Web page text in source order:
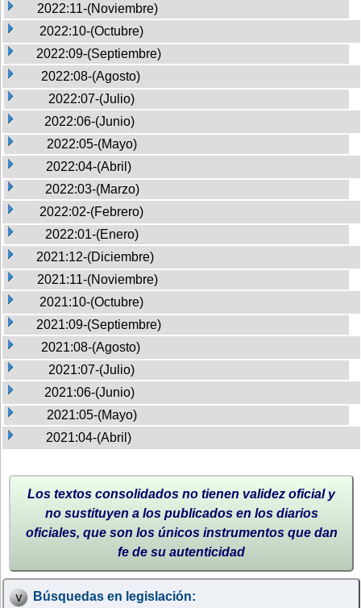
2022:11-(Noviembre)
2022:10-(Octubre)
2022:09-(Septiembre)
2022:08-(Agosto)
2022:07-(Julio)
2022:06-(Junio)
2022:05-(Mayo)
2022:04-(Abril)
2022:03-(Marzo)
2022:02-(Febrero)
2022:01-(Enero)
2021:12-(Diciembre)
2021:11-(Noviembre)
2021:10-(Octubre)
2021:09-(Septiembre)
2021:08-(Agosto)
2021:07-(Julio)
2021:06-(Junio)
2021:05-(Mayo)
2021:04-(Abril)
Los textos consolidados no tienen validez oficial y
no sustituyen a los publicados en los diarios
oficiales, que son los únicos instrumentos que dan
fe de su autenticidad
Búsquedas en legislación: